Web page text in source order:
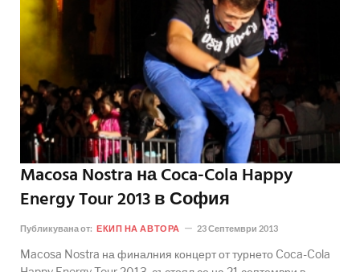
Macosa Nostra на Coca-Cola Happy
Energy Tour 2013 в София
Публикувана от: ЕКИП НА АВТОРА 23 Септември 2013
Macosa Nostra на финалния концерт от турнето Coca-Cola